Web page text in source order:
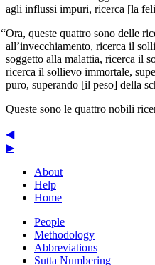
agli influssi impuri, ricerca [la
“Ora, queste quattro sono delle
all’invecchiamento, ricerca il
soggetto alla malattia, ricerca il
ricerca il sollievo immortale,
puro, superando [il peso] della
Queste sono le quattro nobili
◀
▶
About
Help
Home
People
Methodology
Abbreviations
Sutta Numbering